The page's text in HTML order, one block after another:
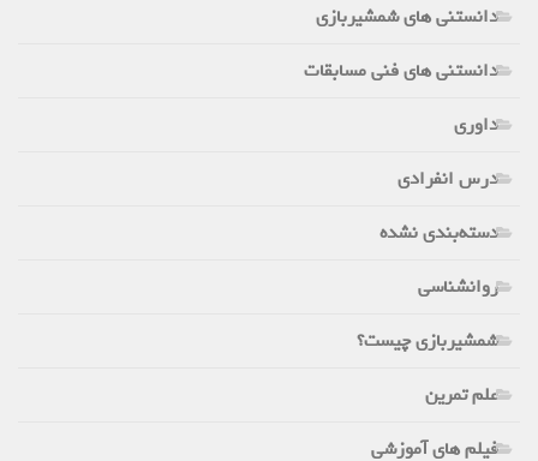
دانستنی های شمشیربازی
دانستنی های فنی مسابقات
داوری
درس انفرادی
دسته‌بندی نشده
روانشناسی
شمشیربازی چیست؟
علم تمرین
فیلم های آموزشی